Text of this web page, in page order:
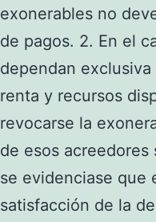
exonerables no
de pagos. 2. En el
dependan
renta y recursos
revocarse la
de esos
se evidenciase que
satisfacción de la